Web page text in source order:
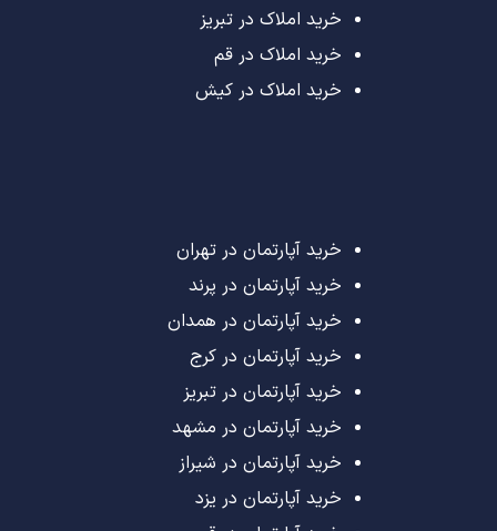
خرید املاک در تبریز
خرید املاک در قم
خرید املاک در کیش
خرید آپارتمان در تهران
خرید آپارتمان در پرند
خرید آپارتمان در همدان
خرید آپارتمان در کرج
خرید آپارتمان در تبریز
خرید آپارتمان در مشهد
خرید آپارتمان در شیراز
خرید آپارتمان در یزد